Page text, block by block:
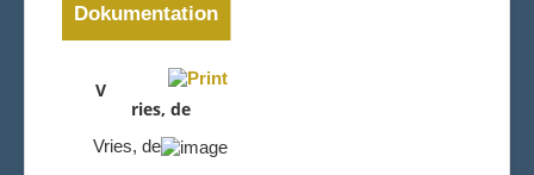
Dokumentation
V
ries, de
Vries, de